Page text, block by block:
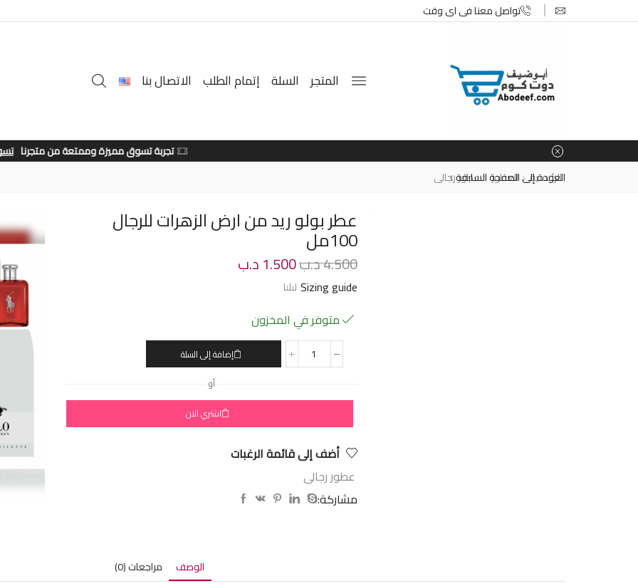
تواصل معنا في اي وقت
المتجر السلة إتمام الطلب الاتصال بنا
تجربة تسوق مميزة وممتعة من متجرنا تسوق الان
الرئيسية
العطور عطور رجالى
العودة إلى الصفحة السابقة
عطر بولو ريد من ارض الزهرات للرجال
100مل
4.500د.ب1.500د.ب
Sizing guide
متوفر في المخزون
إضافة إلى السلة
أو
اشتري الان
أضف إلى قائمة الرغبات
عطور رجالى
مشاركة:
الوصف مراجعات (0)